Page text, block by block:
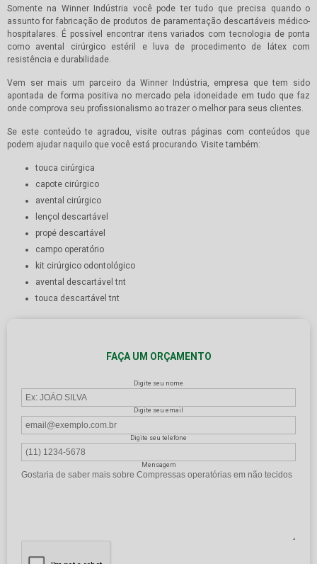
Somente na Winner Indústria você pode ter tudo que precisa quando o
assunto for fabricação de produtos de paramentação descartáveis médico-
hospitalares. É possível encontrar itens variados com tecnologia de ponta
como avental cirúrgico estéril e luva de procedimento de látex com
resistência e durabilidade.
Vem ser mais um parceiro da Winner Indústria, empresa que tem sido
apontada de forma positiva no mercado pela idoneidade em tudo que faz
onde comprova seu profissionalismo ao trazer o melhor para seus clientes.
Se este conteúdo te agradou, visite outras páginas com conteúdos que
podem ajudar naquilo que você está procurando. Visite também:
touca cirúrgica
capote cirúrgico
avental cirúrgico
lençol descartável
propé descartável
campo operatório
kit cirúrgico odontológico
avental descartável tnt
touca descartável tnt
FAÇA UM ORÇAMENTO
Digite seu nome
Digite seu email
Digite seu telefone
Mensagem